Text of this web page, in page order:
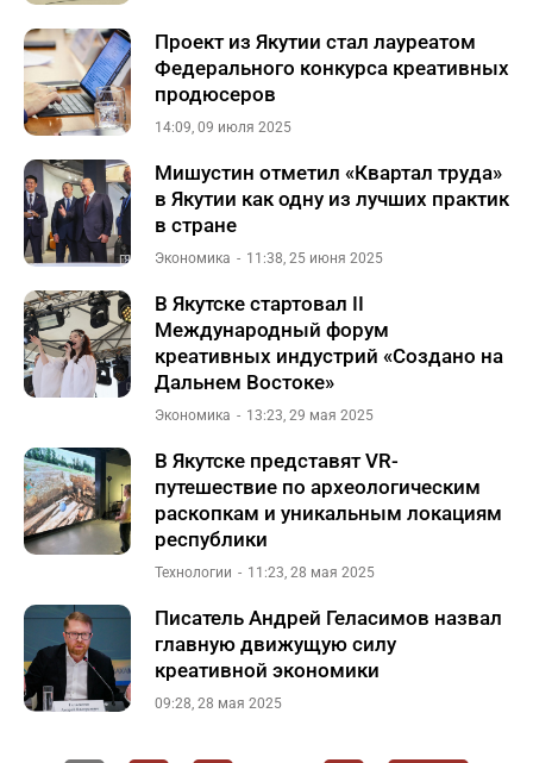
Проект из Якутии стал лауреатом
Федерального конкурса креативных
продюсеров
14:09, 09 июля 2025
Мишустин отметил «Квартал труда»
в Якутии как одну из лучших практик
в стране
Экономика 11:38, 25 июня 2025
В Якутске стартовал II
Международный форум
креативных индустрий «Создано на
Дальнем Востоке»
Экономика 13:23, 29 мая 2025
В Якутске представят VR-
путешествие по археологическим
раскопкам и уникальным локациям
республики
Технологии 11:23, 28 мая 2025
Писатель Андрей Геласимов назвал
главную движущую силу
креативной экономики
09:28, 28 мая 2025